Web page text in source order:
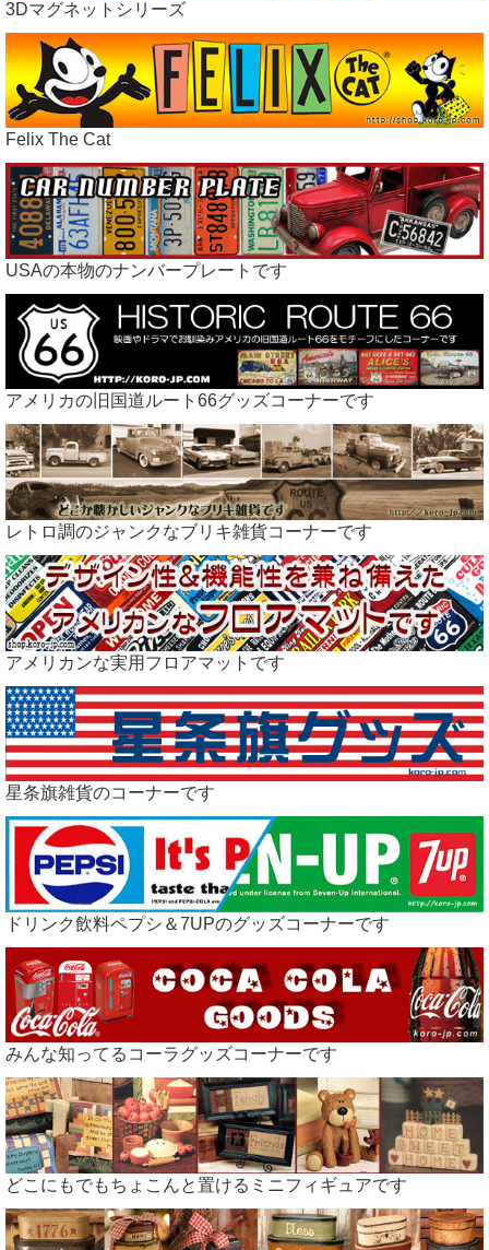
3Dマグネットシリーズ
Felix The Cat
USAの本物のナンバープレートです
アメリカの旧国道ルート66グッズコーナーです
レトロ調のジャンクなブリキ雑貨コーナーです
アメリカンな実用フロアマットです
星条旗雑貨のコーナーです
ドリンク飲料ペプシ＆7UPのグッズコーナーです
みんな知ってるコーラグッズコーナーです
どこにもでもちょこんと置けるミニフィギュアです